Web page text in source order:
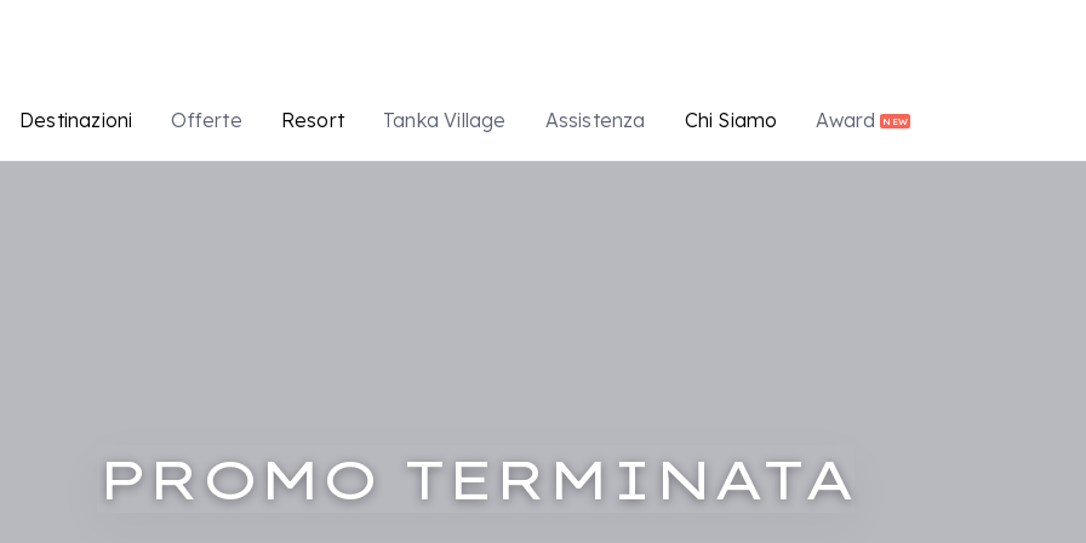
Destinazioni Offerte Resort Tanka Village Assistenza Chi Siamo Award NEW
PROMO TERMINATA